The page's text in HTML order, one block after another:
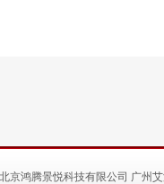
北京鸿腾景悦科技有限公司 广州